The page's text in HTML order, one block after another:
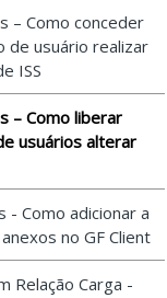
– Como conceder
de usuário realizar
ISS
– Como liberar
usuários alterar
- Como adicionar a
no GF Client
Relação Carga -